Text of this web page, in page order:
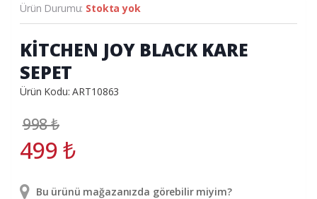
Ürün Durumu: Stokta yok
KİTCHEN JOY BLACK KARE
SEPET
Ürün Kodu: ART10863
998₺
499₺
Bu ürünü mağazanızda görebilir miyim?